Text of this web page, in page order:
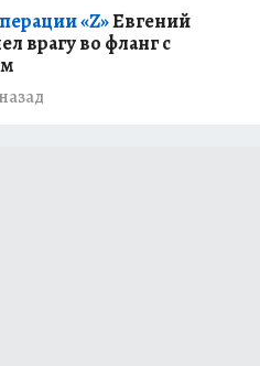
«Z»Евгений
врагу во фланг с